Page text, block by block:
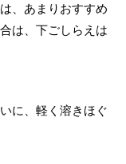
、あまりおすすめ
は、下ごしらえは
に、軽く溶きほぐ